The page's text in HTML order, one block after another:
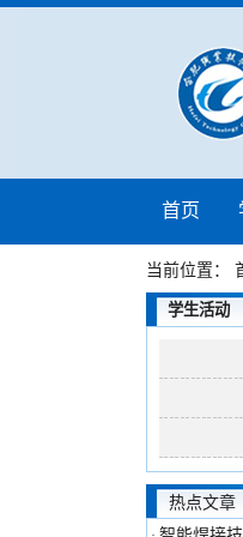
首页
当前位置：
学生活动
热点文章